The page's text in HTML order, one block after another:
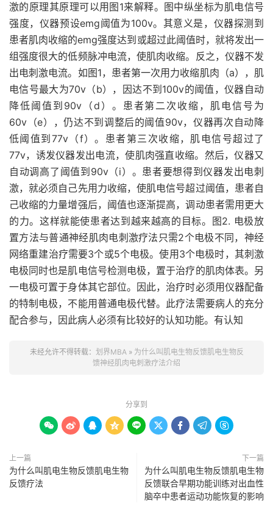
激的原理其原理可以用图1来解释。图中纵坐标为肌电信号
强度，仪器预设emg阈值为100v。其意义是，仪器探测到
患者肌肉收缩的emg强度达到或超过此阈值时，就将发出一
组强度很大的低频脉冲电流，使肌肉收缩。反之，仪器不发
出电刺激电流。如图1，患者第一次用力收缩肌肉（a），肌
电信号最大为70v（b），因达不到100v的阈值，仪器自动
降低阈值到90v（d）。患者第二次收缩，肌电信号为
60v（e），仍达不到调整后的阈值90v，仪器再次自动降
低阈值到77v（f）。患者第三次收缩，肌电信号超过了
77v，诱发仪器发出电流，使肌肉强直收缩。然后，仪器又
自动调高了阈值到90v（i）。患者要想得到仪器发出电刺
激，就必须自己先用力收缩，使肌电信号超过阈值，患者自
己收缩的力量增强后，阈值也逐渐提高，调动患者需用更大
的力。这样就能使患者达到越来越高的目标。图2. 电极放
置方法与普通神经肌肉电刺激疗法只需2个电极不同，神经
网络重建治疗需要3个或5个电极。使用3个电极时，其刺激
电极同时也是肌电信号检测电极，置于治疗的肌肉体表。另
一电极可置于身体其它部位。因此，治疗时必须用仪器配备
的特制电极，不能用普通电极代替。此疗法需要病人的充分
配合参与，因此病人必须有比较好的认知功能。有认知
未经允许不得转载： 划界MBA» 为什么叫肌电生物反馈肌电生物反
馈神经肌肉电刺激疗法介绍
分享到
        
上一篇
为什么叫肌电生物反馈肌电生物
反馈疗法
下一篇
为什么叫肌电生物反馈肌电生物
反馈联合早期功能训练对出血性
脑卒中患者运动功能恢复的影响